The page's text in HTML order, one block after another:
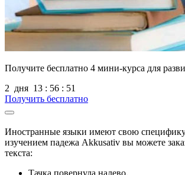
Получите бесплатно 4 мини-курса для
2 дня 13 : 56 : 49
Получить бесплатно
Иностранные языки имеют свою специфику
изучением падежа Akkusativ вы можете
текста:
Тачка повернула налево.